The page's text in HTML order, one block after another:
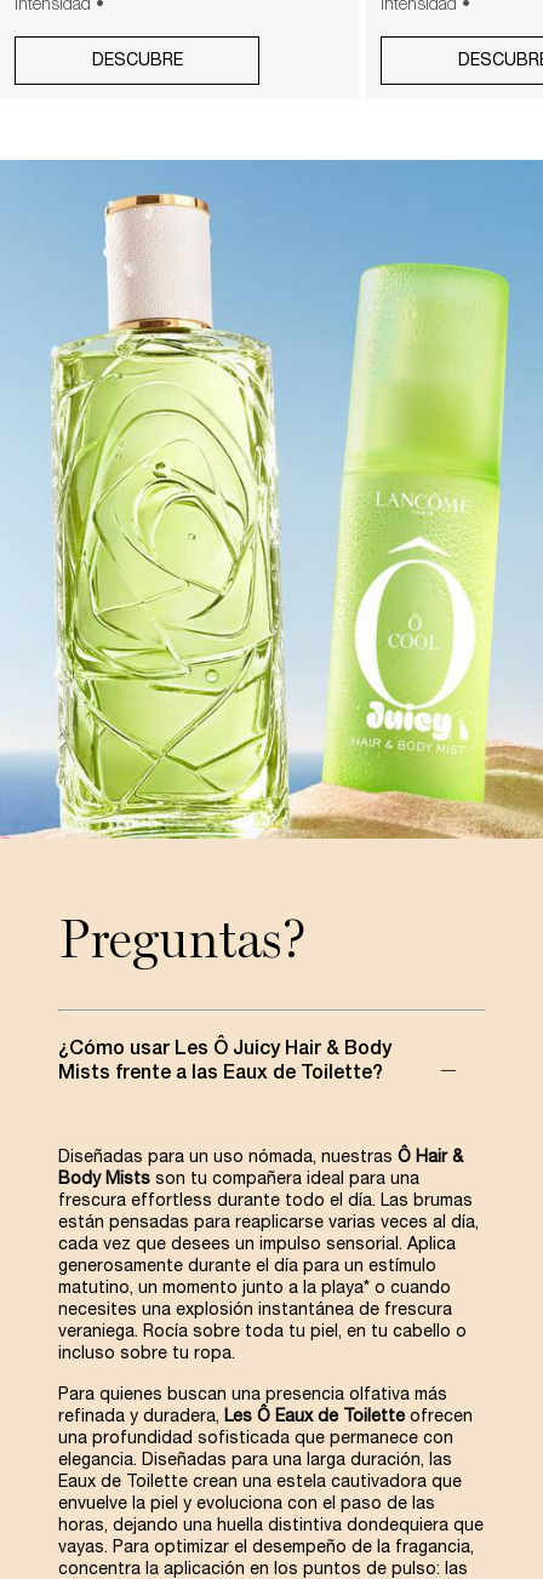
Intensidad •
DESCUBRE
Intensidad •
Preguntas?
¿Cómo usar Les Ô Juicy Hair & Body
Mists frente a las Eaux de Toilette?​
Diseñadas para un uso nómada, nuestras Ô Hair &
Body Mists son tu compañera ideal para una
frescura effortless durante todo el día. Las brumas
están pensadas para reaplicarse varias veces al día,
cada vez que desees un impulso sensorial. Aplica
generosamente durante el día para un estímulo
matutino, un momento junto a la playa* o cuando
necesites una explosión instantánea de frescura
veraniega. Rocía sobre toda tu piel, en tu cabello o
incluso sobre tu ropa.
Para quienes buscan una presencia olfativa más
refinada y duradera, Les Ô Eaux de Toilette ofrecen
una profundidad sofisticada que permanece con
elegancia. Diseñadas para una larga duración, las
Eaux de Toilette crean una estela cautivadora que
envuelve la piel y evoluciona con el paso de las
horas, dejando una huella distintiva dondequiera que
vayas. Para optimizar el desempeño de la fragancia,
concentra la aplicación en los puntos de pulso: las